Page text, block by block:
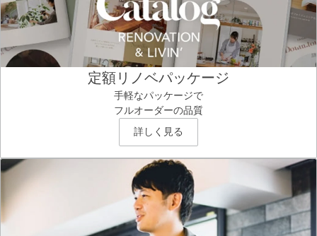
定額リノベパッケージ
手軽なパッケージで
フルオーダーの品質
詳しく見る